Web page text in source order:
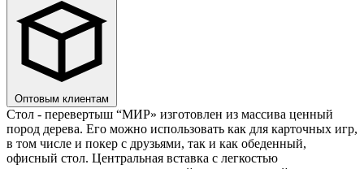
Оптовым клиентам
Стол - перевертыш “МИР» изготовлен из массива ценный
пород дерева. Его можно использовать как для карточных игр,
в том числе и покер с друзьями, так и как обеденный,
офисный стол. Центральная вставка с легкостью